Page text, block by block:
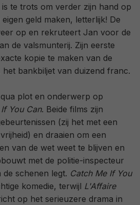
te trots om verder zijn hand op
geld maken, letterlijk! De
op en rekruteert Jan voor de
de valsmunterij. Zijn eerste
kopie te maken van de
bankbiljet van duizend franc.
plot en onderwerp op
You Can. Beide films zijn
(zij het met een
en draaien om een
van de wet weet te blijven en
met de politie-inspecteur
schenen legt. Catch Me If You
komedie, terwijl L'Affaire
op het serieuzere drama in